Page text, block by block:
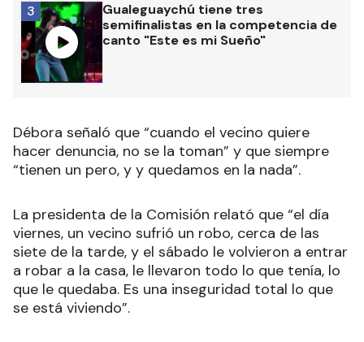
Gualeguaychú tiene tres
semifinalistas en la competencia de
canto "Este es mi Sueño"
3
Débora señaló que “cuando el vecino quiere
hacer denuncia, no se la toman” y que siempre
“tienen un pero, y y quedamos en la nada”.
La presidenta de la Comisión relató que “el día
viernes, un vecino sufrió un robo, cerca de las
siete de la tarde, y el sábado le volvieron a entrar
a robar a la casa, le llevaron todo lo que tenía, lo
que le quedaba. Es una inseguridad total lo que
se está viviendo”.